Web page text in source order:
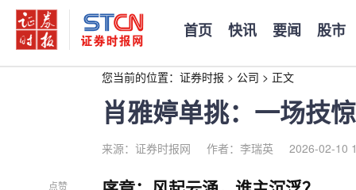
首页 快讯 要闻 股市
您当前的位置： 证券时报 > 公司 > 正文
肖雅婷单挑：一场技
来源：证券时报网 作者：李瑞英 2026-02-10
点赞